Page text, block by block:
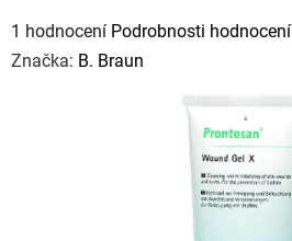
hodnocení
produktu
je
5,0
1 hodnocení Podrobnosti hodnocení
Značka: B. Braun